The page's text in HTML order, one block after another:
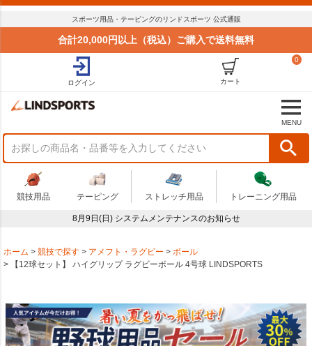
スポーツ用品・テーピングのリンドスポーツ 公式通販
合計20,000円以上（税込）ご購入で送料無料
ログイン
0
カート
MENU
競技用品 テーピング ストレッチ用品 トレーニング用品
8月9日(日) システムメンテナンスのお知らせ
ホーム 競技で探す アメフト・ラグビー
ボール
【12球セット】 ハイグリップ ラグビーボール 4号球 LINDSPORTS